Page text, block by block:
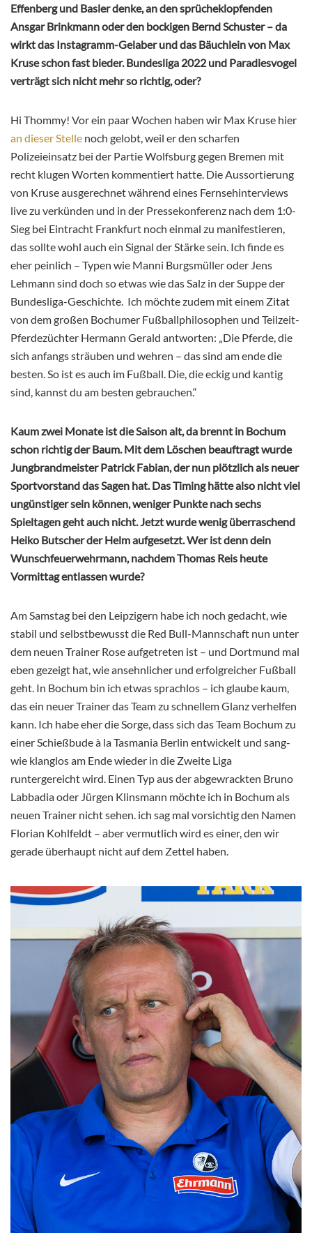
Effenberg und Basler denke, an den sprücheklopfenden
Ansgar Brinkmann oder den bockigen Bernd Schuster – da
wirkt das Instagramm-Gelaber und das Bäuchlein von Max
Kruse schon fast bieder. Bundesliga 2022 und Paradiesvogel
verträgt sich nicht mehr so richtig, oder?
Hi Thommy! Vor ein paar Wochen haben wir Max Kruse hier
an dieser Stelle noch gelobt, weil er den scharfen
Polizeieinsatz bei der Partie Wolfsburg gegen Bremen mit
recht klugen Worten kommentiert hatte. Die Aussortierung
von Kruse ausgerechnet während eines Fernsehinterviews
live zu verkünden und in der Pressekonferenz nach dem 1:0-
Sieg bei Eintracht Frankfurt noch einmal zu manifestieren,
das sollte wohl auch ein Signal der Stärke sein. Ich finde es
eher peinlich – Typen wie Manni Burgsmüller oder Jens
Lehmann sind doch so etwas wie das Salz in der Suppe der
Bundesliga-Geschichte. Ich möchte zudem mit einem Zitat
von dem großen Bochumer Fußballphilosophen und Teilzeit-
Pferdezüchter Hermann Gerald antworten: „Die Pferde, die
sich anfangs sträuben und wehren – das sind am ende die
besten. So ist es auch im Fußball. Die, die eckig und kantig
sind, kannst du am besten gebrauchen.“
Kaum zwei Monate ist die Saison alt, da brennt in Bochum
schon richtig der Baum. Mit dem Löschen beauftragt wurde
Jungbrandmeister Patrick Fabian, der nun plötzlich als neuer
Sportvorstand das Sagen hat. Das Timing hätte also nicht viel
ungünstiger sein können, weniger Punkte nach sechs
Spieltagen geht auch nicht. Jetzt wurde wenig überraschend
Heiko Butscher der Helm aufgesetzt. Wer ist denn dein
Wunschfeuerwehrmann, nachdem Thomas Reis heute
Vormittag entlassen wurde?
Am Samstag bei den Leipzigern habe ich noch gedacht, wie
stabil und selbstbewusst die Red Bull-Mannschaft nun unter
dem neuen Trainer Rose aufgetreten ist – und Dortmund mal
eben gezeigt hat, wie ansehnlicher und erfolgreicher Fußball
geht. In Bochum bin ich etwas sprachlos – ich glaube kaum,
das ein neuer Trainer das Team zu schnellem Glanz verhelfen
kann. Ich habe eher die Sorge, dass sich das Team Bochum zu
einer Schießbude à la Tasmania Berlin entwickelt und sang-
wie klanglos am Ende wieder in die Zweite Liga
runtergereicht wird. Einen Typ aus der abgewrackten Bruno
Labbadia oder Jürgen Klinsmann möchte ich in Bochum als
neuen Trainer nicht sehen. ich sag mal vorsichtig den Namen
Florian Kohlfeldt – aber vermutlich wird es einer, den wir
gerade überhaupt nicht auf dem Zettel haben.